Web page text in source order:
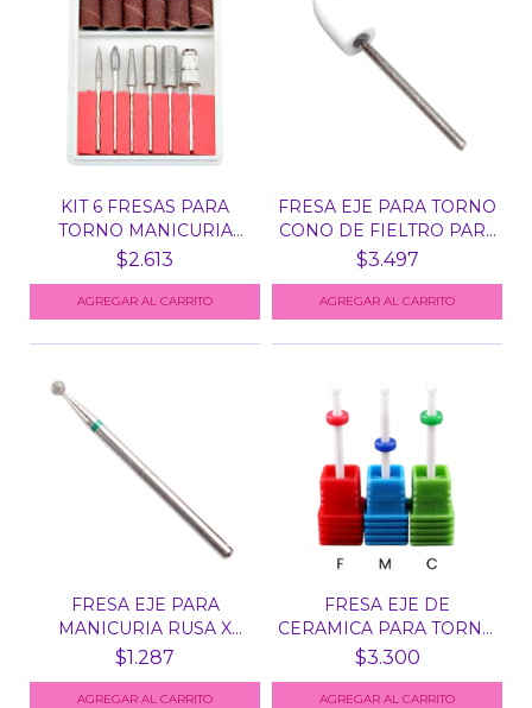
KIT 6 FRESAS PARA
TORNO MANICURIA
RUSA C...
$2.613
FRESA EJE PARA TORNO
CONO DE FIELTRO PAR...
$3.497
FRESA EJE PARA
MANICURIA RUSA X
UNID PAR...
$1.287
AGREGAR AL CARRITO
FRESA EJE DE
CERAMICA PARA TORNO
N° 8 -...
$3.300
AGREGAR AL CARRITO